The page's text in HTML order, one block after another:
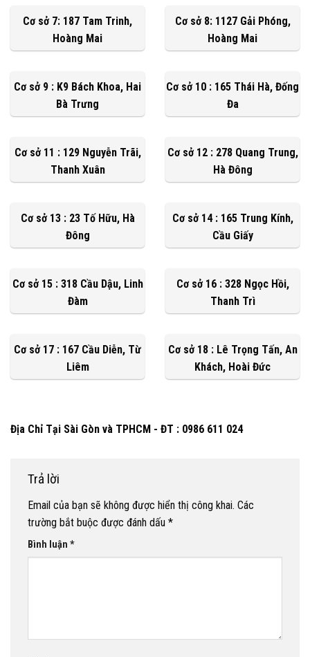
Cơ sở 7: 187 Tam Trinh,
Hoàng Mai
Cơ sở 8: 1127 Gải Phóng,
Hoàng Mai
Cơ sở 9 : K9 Bách Khoa, Hai
Bà Trưng
Cơ sở 10 : 165 Thái Hà, Đống
Đa
Cơ sở 11 : 129 Nguyễn Trãi,
Thanh Xuân
Cơ sở 12 : 278 Quang Trung,
Hà Đông
Cơ sở 13 : 23 Tố Hữu, Hà
Đông
Cơ sở 14 : 165 Trung Kính,
Cầu Giấy
Cơ sở 15 : 318 Cầu Dậu, Linh
Đàm
Cơ sở 16 : 328 Ngọc Hồi,
Thanh Trì
Cơ sở 17 : 167 Cầu Diễn, Từ
Liêm
Cơ sở 18 : Lê Trọng Tấn, An
Khách, Hoài Đức
Địa Chỉ Tại Sài Gòn và TPHCM - ĐT : 0986 611 024
Trả lời
Email của bạn sẽ không được hiển thị công khai. Các
trường bắt buộc được đánh dấu *
Bình luận *